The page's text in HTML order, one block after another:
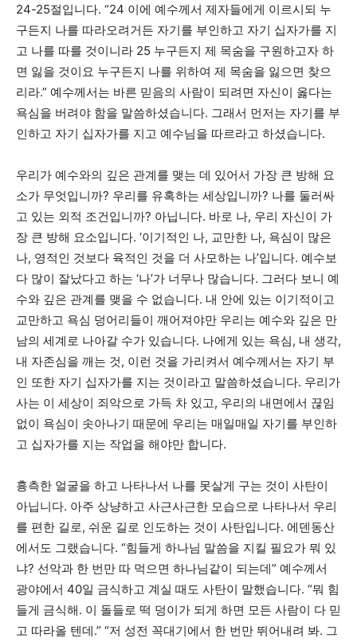
24-25절입니다. “24 이에 예수께서 제자들에게 이르시되 누
구든지 나를 따라오려거든 자기를 부인하고 자기 십자가를 지
고 나를 따를 것이니라 25 누구든지 제 목숨을 구원하고자 하
면 잃을 것이요 누구든지 나를 위하여 제 목숨을 잃으면 찾으
리라.” 예수께서는 바른 믿음의 사람이 되려면 자신이 옳다는
욕심을 버려야 함을 말씀하셨습니다. 그래서 먼저는 자기를 부
인하고 자기 십자가를 지고 예수님을 따르라고 하셨습니다.
우리가 예수와의 깊은 관계를 맺는 데 있어서 가장 큰 방해 요
소가 무엇입니까? 우리를 유혹하는 세상입니까? 나를 둘러싸
고 있는 외적 조건입니까? 아닙니다. 바로 나, 우리 자신이 가
장 큰 방해 요소입니다. ‘이기적인 나, 교만한 나, 욕심이 많은
나, 영적인 것보다 육적인 것을 더 사모하는 나’입니다. 예수보
다 많이 잘났다고 하는 ‘나’가 너무나 많습니다. 그러다 보니 예
수와 깊은 관계를 맺을 수 없습니다. 내 안에 있는 이기적이고
교만하고 욕심 덩어리들이 깨어져야만 우리는 예수와 깊은 만
남의 세계로 나아갈 수가 있습니다. 나에게 있는 욕심, 내 생각,
내 자존심을 깨는 것, 이런 것을 가리켜서 예수께서는 자기 부
인 또한 자기 십자가를 지는 것이라고 말씀하셨습니다. 우리가
사는 이 세상이 죄악으로 가득 차 있고, 우리의 내면에서 끊임
없이 욕심이 솟아나기 때문에 우리는 매일매일 자기를 부인하
고 십자가를 지는 작업을 해야만 합니다.
흉측한 얼굴을 하고 나타나서 나를 못살게 구는 것이 사탄이
아닙니다. 아주 상냥하고 사근사근한 모습으로 나타나서 우리
를 편한 길로, 쉬운 길로 인도하는 것이 사탄입니다. 에덴동산
에서도 그랬습니다. “힘들게 하나님 말씀을 지킬 필요가 뭐 있
냐? 선악과 한 번만 따 먹으면 하나님같이 되는데” 예수께서
광야에서 40일 금식하고 계실 때도 사탄이 말했습니다. “뭐 힘
들게 금식해. 이 돌들로 떡 덩이가 되게 하면 모든 사람이 다 믿
고 따라올 텐데.” “저 성전 꼭대기에서 한 번만 뛰어내려 봐. 그